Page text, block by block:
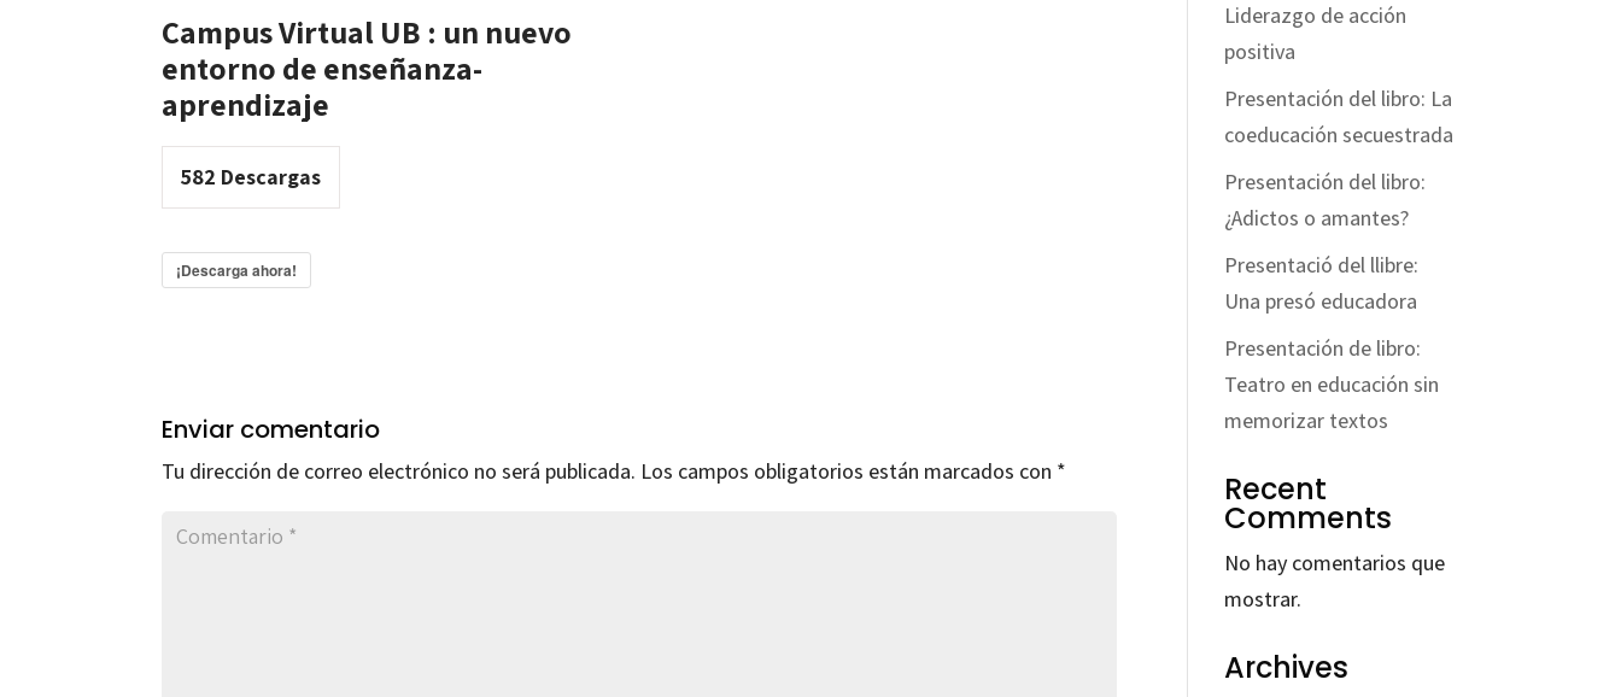
Campus Virtual UB : un nuevo
entorno de enseñanza-
aprendizaje
582 Descargas
¡Descarga ahora!
Enviar comentario
Tu dirección de correo electrónico no será publicada. Los campos obligatorios están marcados con *
Liderazgo de acción
positiva
Presentación del libro: La
coeducación secuestrada
Presentación del libro:
¿Adictos o amantes?
Presentació del llibre:
Una presó educadora
Presentación de libro:
Teatro en educación sin
memorizar textos
Recent
Comments
No hay comentarios que
mostrar.
Archives